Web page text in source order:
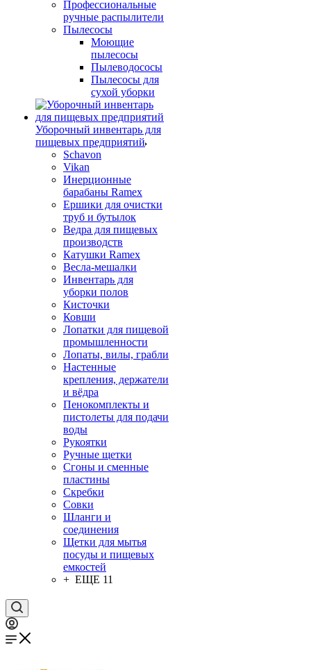
Профессиональные
ручные распылители
Пылесосы
Моющие
пылесосы
Пылеводососы
Пылесосы для
сухой уборки
Уборочный инвентарь для
пищевых предприятий
Schavon
Vikan
Инерционные
барабаны Ramex
Ершики для очистки
труб и бутылок
Ведра для пищевых
производств
Катушки Ramex
Весла-мешалки
Инвентарь для
уборки полов
Кисточки
Ковши
Лопатки для пищевой
промышленности
Лопаты, вилы, грабли
Настенные
крепления, держатели
и вёдра
Пенокомплекты и
пистолеты для подачи
воды
Рукоятки
Ручные щетки
Сгоны и сменные
пластины
Скребки
Совки
Шланги и
соединения
Щетки для мытья
посуды и пищевых
емкостей
+ ЕЩЕ 11